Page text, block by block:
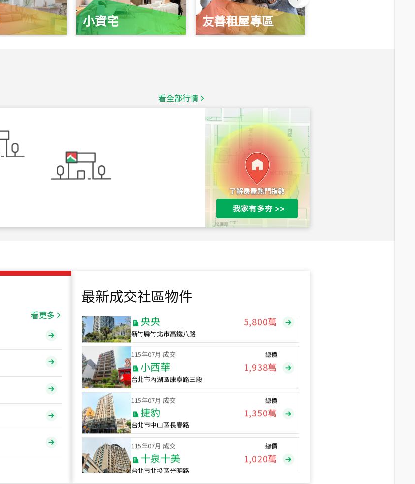
小資宅 友善租屋專區
看全部行情
看更多
最新成交社區物件
台北市中山區長春路
1,020萬
總價
490萬
新竹市新竹市慈祥路
總價
1,808萬
115年07月 成交
新竹縣竹北市高鐵八路
115年07月 成交
小西華
台北市內湖區康寧路三段
總價
1,938萬
115年07月 成交
捷豹
台北市中山區長春路
總價
1,350萬
115年07月 成交
十泉十美
台北市北投區光明路
總價
1,020萬